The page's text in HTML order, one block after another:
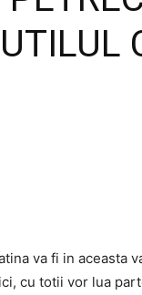
va fi in aceasta
cu totii vor lua